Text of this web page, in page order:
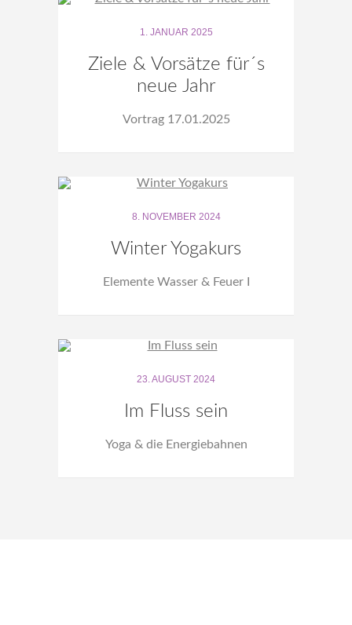
1. JANUAR 2025
Ziele & Vorsätze für´s
neue Jahr
Vortrag 17.01.2025
8. NOVEMBER 2024
Winter Yogakurs
Elemente Wasser & Feuer I
23. AUGUST 2024
Im Fluss sein
Yoga & die Energiebahnen